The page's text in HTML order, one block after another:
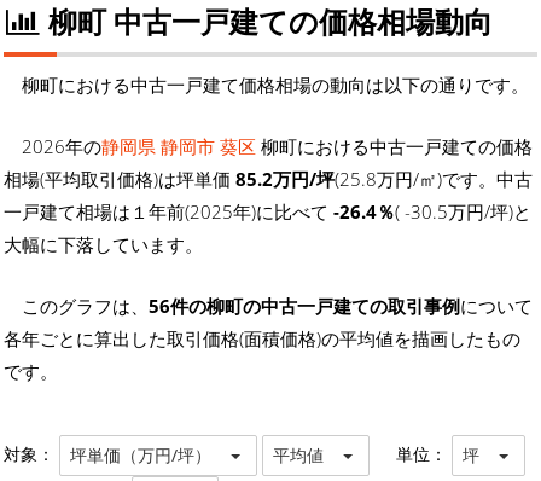
柳町 中古一戸建ての価格相場動向
柳町における中古一戸建て価格相場の動向は以下の通りです。
2026年の静岡県 静岡市 葵区 柳町における中古一戸建ての価格
相場(平均取引価格)は坪単価 85.2万円/坪(25.8万円/㎡)です。中古
一戸建て相場は１年前(2025年)に比べて -26.4％( -30.5万円/坪)と
大幅に下落しています。
このグラフは、 56件の柳町の中古一戸建ての取引事例について
各年ごとに算出した取引価格(面積価格)の平均値を描画したもの
です。
対象： 坪単価（万円/坪） 平均値 単位： 坪